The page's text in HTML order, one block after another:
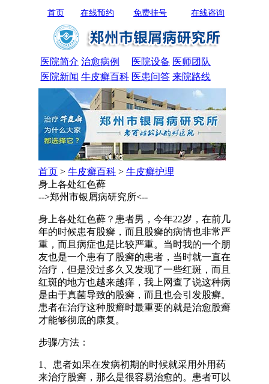
首页 在线咨询
免费挂号
在线预约
医院简介 治愈病例 医院设备 医师团队
医院新闻 牛皮癣百科 医患问答 来院路线
首页 > 牛皮癣百科 > 牛皮癣护理
身上各处红色藓
-->郑州市银屑病研究所<--
身上各处红色藓？患者男，今年22岁，在前几
年的时候患有股癣，而且股癣的病情也非常严
重，而且病症也是比较严重。当时我的一个朋
友也是一个患有了股癣的患者，当时就一直在
治疗，但是没过多久又发现了一些红斑，而且
红斑的地方也越来越痒，我上网查了说这种病
是由于真菌导致的股癣，而且也会引发股癣。
患者在治疗这种股癣时最重要的就是治愈股癣
才能够彻底的康复。
步骤/方法：
1、患者如果在发病初期的时候就采用外用药
来治疗股癣，那么是很容易治愈的。患者可以